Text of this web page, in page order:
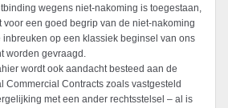
wegens niet-nakoming is toegestaan,
voor een goed begrip van de niet-nakoming
op een klassiek beginsel van ons
worden gevraagd.
wordt ook aandacht besteed aan de
Commercial Contracts zoals vastgesteld
met een ander rechtsstelsel – al is